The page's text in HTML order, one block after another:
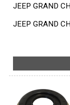
JEEP GRAND
JEEP GRAND